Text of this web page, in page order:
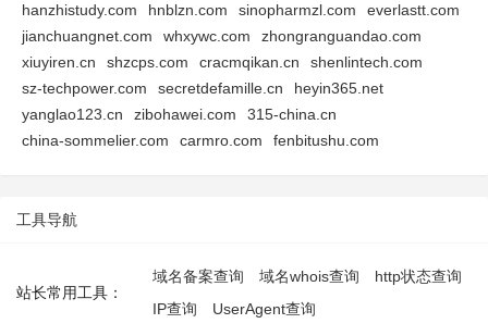
hanzhistudy.com hnblzn.com sinopharmzl.com
everlastt.com
jianchuangnet.com
whxywc.com
zhongranguandao.com
xiuyiren.cn
shzcps.com cracmqikan.cn
shenlintech.com
sz-techpower.com
secretdefamille.cn
heyin365.net
yanglao123.cn
zibohawei.com
315-china.cn
china-sommelier.com
carmro.com fenbitushu.com
工具导航
站长常用工具：
域名备案查询 域名whois查询
http状态查询
IP查询
UserAgent查询